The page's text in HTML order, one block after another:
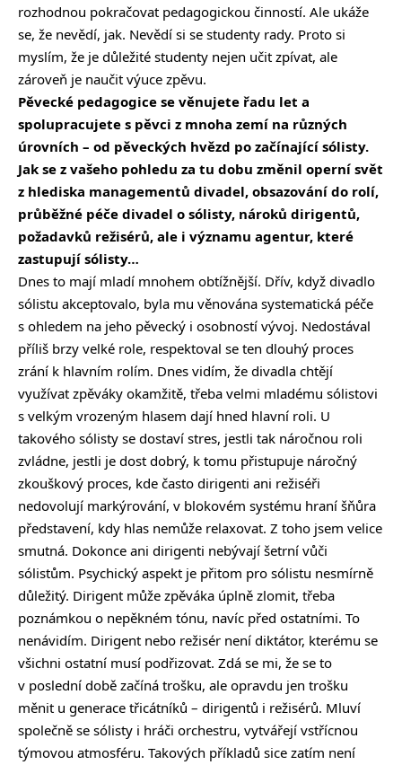
rozhodnou pokračovat pedagogickou činností. Ale ukáže
se, že nevědí, jak. Nevědí si se studenty rady. Proto si
myslím, že je důležité studenty nejen učit zpívat, ale
zároveň je naučit výuce zpěvu.
Pěvecké pedagogice se věnujete řadu let a
spolupracujete s pěvci z mnoha zemí na různých
úrovních – od pěveckých hvězd po začínající sólisty.
Jak se z vašeho pohledu za tu dobu změnil operní svět
z hlediska managementů divadel, obsazování do rolí,
průběžné péče divadel o sólisty, nároků dirigentů,
požadavků režisérů, ale i významu agentur, které
zastupují sólisty…
Dnes to mají mladí mnohem obtížnější. Dřív, když divadlo
sólistu akceptovalo, byla mu věnována systematická péče
s ohledem na jeho pěvecký i osobností vývoj. Nedostával
příliš brzy velké role, respektoval se ten dlouhý proces
zrání k hlavním rolím. Dnes vidím, že divadla chtějí
využívat zpěváky okamžitě, třeba velmi mladému sólistovi
s velkým vrozeným hlasem dají hned hlavní roli. U
takového sólisty se dostaví stres, jestli tak náročnou roli
zvládne, jestli je dost dobrý, k tomu přistupuje náročný
zkouškový proces, kde často dirigenti ani režiséři
nedovolují markýrování, v blokovém systému hraní šňůra
představení, kdy hlas nemůže relaxovat. Z toho jsem velice
smutná. Dokonce ani dirigenti nebývají šetrní vůči
sólistům. Psychický aspekt je přitom pro sólistu nesmírně
důležitý. Dirigent může zpěváka úplně zlomit, třeba
poznámkou o nepěkném tónu, navíc před ostatními. To
nenávidím. Dirigent nebo režisér není diktátor, kterému se
všichni ostatní musí podřizovat. Zdá se mi, že se to
v poslední době začíná trošku, ale opravdu jen trošku
měnit u generace třicátníků – dirigentů i režisérů. Mluví
společně se sólisty i hráči orchestru, vytvářejí vstřícnou
týmovou atmosféru. Takových příkladů sice zatím není